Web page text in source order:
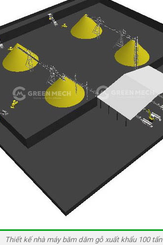
Thiết kế nhà máy băm dăm gỗ xuất khẩu 100 tấn